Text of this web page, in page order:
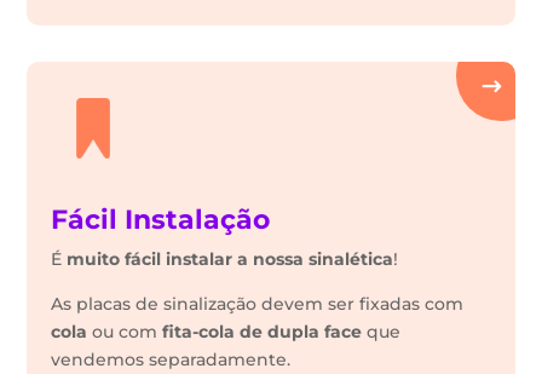
Fácil Instalação
É muito fácil instalar a nossa sinalética!
As placas de sinalização devem ser fixadas com
cola ou comfita-cola de dupla face que
vendemos separadamente.